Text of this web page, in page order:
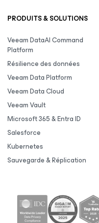
PRODUITS & SOLUTIONS
Veeam DataAI Command
Platform
Résilience des données
Veeam Data Platform
Veeam Data Cloud
Veeam Vault
Microsoft 365 & Entra ID
Salesforce
Kubernetes
Sauvegarde & Réplication